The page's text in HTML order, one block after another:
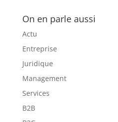
On en parle aussi
Actu
Entreprise
Juridique
Management
Services
B2B